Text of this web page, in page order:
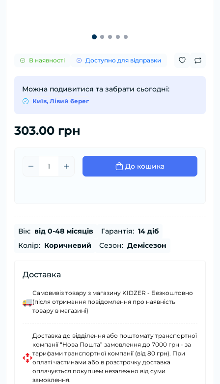
В наявності Доступно для відправки
Можна подивитися та забрати сьогодні:
Київ, Лівий берег
303.00 грн
До кошика
Вік: від 0-48 місяців Гарантія: 14 діб
Колір: Коричневий Сезон: Демісезон
Доставка
Самовивіз товару з магазину KIDZER - Безкоштовно
(після отримання повідомлення про наявність
товару в магазині)
Доставка до відділення або поштомату транспортної
компанії “Нова Пошта” замовлення до 7000 грн - за
тарифами транспортної компанії (від 80 грн). При
оплаті частинами або в розстрочку доставка
оплачується покупцем незалежно від суми
замовлення.